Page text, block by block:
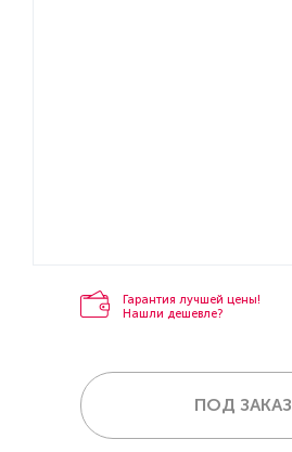
Гарантия лучшей цены!
Нашли дешевле?
ПОД ЗАКАЗ